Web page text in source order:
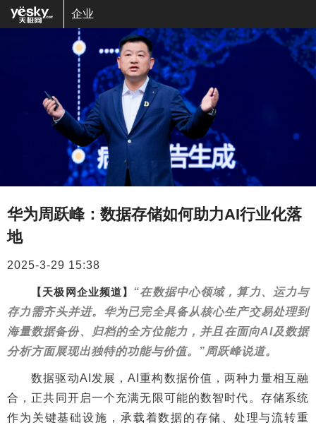
企业
华为周跃峰：数据存储如何助力AI行业化落
地
2025-3-29 15:38
【天极网企业频道】 “在数据中心领域，算力、运力与
存力需齐头并进。华为已完全具备从核心生产交易处理到
海量数据备份、归档的全方位能力，并且在面向AI及数据
分析方面展现出独特的功能与价值。”周跃峰说道。
数据驱动AI发展，AI重构数据价值，两种力量相互融
合，正共同开启一个充满无限可能的数智时代。存储系统
作为关键基础设施，承载着数据的存储、处理与流转重